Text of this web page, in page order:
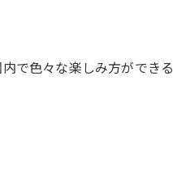
で色々な楽しみ方ができる